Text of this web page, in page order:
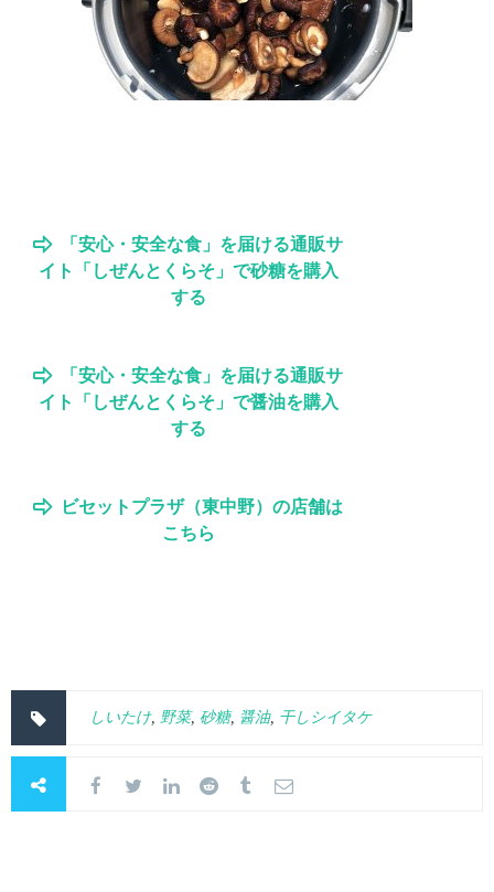
「安心・安全な食」を届ける通販サ
イト「しぜんとくらそ」で砂糖を購入
する
「安心・安全な食」を届ける通販サ
イト「しぜんとくらそ」で醤油を購入
する
ビセットプラザ（東中野）の店舗は
こちら
しいたけ, 野菜, 砂糖, 醤油, 干しシイタケ